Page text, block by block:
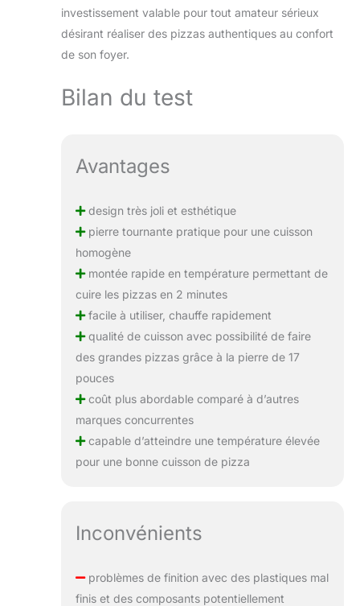
investissement valable pour tout amateur sérieux
désirant réaliser des pizzas authentiques au confort
de son foyer.
Bilan du test
Avantages
design très joli et esthétique
pierre tournante pratique pour une cuisson
homogène
montée rapide en température permettant de
cuire les pizzas en 2 minutes
facile à utiliser, chauffe rapidement
qualité de cuisson avec possibilité de faire
des grandes pizzas grâce à la pierre de 17
pouces
coût plus abordable comparé à d’autres
marques concurrentes
capable d’atteindre une température élevée
pour une bonne cuisson de pizza
Inconvénients
problèmes de finition avec des plastiques mal
finis et des composants potentiellement